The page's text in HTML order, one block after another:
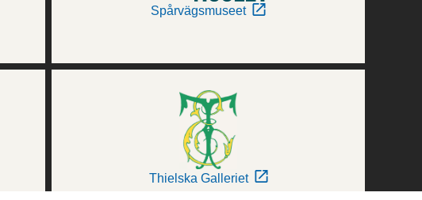
Spårvägsmuseet
Thielska Galleriet